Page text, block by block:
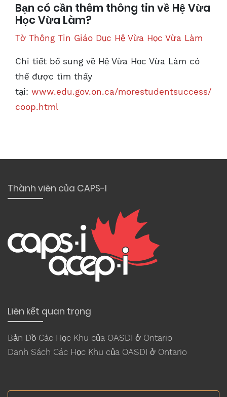
Bạn có cần thêm thông tin về Hệ Vừa
Học Vừa Làm?
Tờ Thông Tin Giáo Dục Hệ Vừa Học Vừa Làm
Chi tiết bổ sung về Hệ Vừa Học Vừa Làm có
thể được tìm thấy
tại: www.edu.gov.on.ca/morestudentsuccess/
coop.html
Thành viên của CAPS-I
Liên kết quan trọng
Bản Đồ Các Học Khu của OASDI ở Ontario
Danh Sách Các Học Khu của OASDI ở Ontario